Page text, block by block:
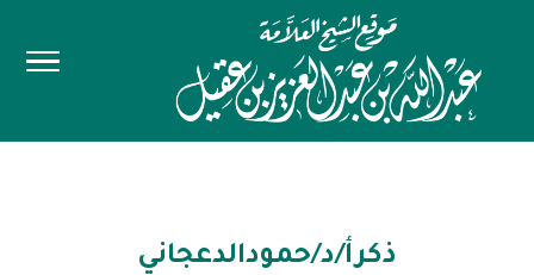
ذكرأ/د/حمودالدعجاني